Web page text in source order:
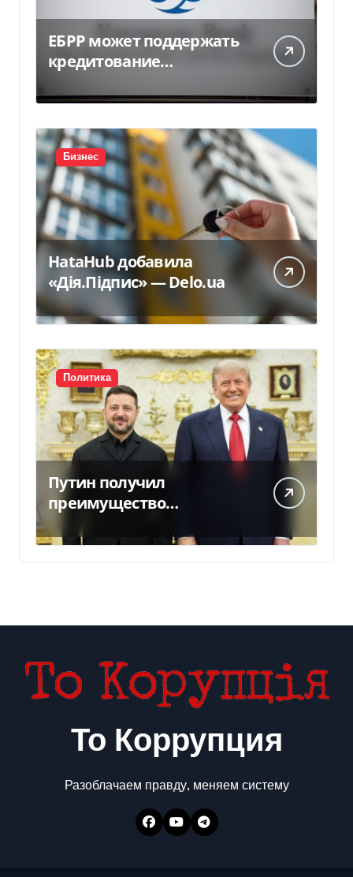
ЕБРР может поддержать
кредитование
300 млн евро — Delo.ua
Бизнес
HataHub добавила
«Дія.Підпис» — Delo.ua
Политика
Путин получил
преимущество
благодаря действиям
США
То Коррупция
Разоблачаем правду, меняем систему